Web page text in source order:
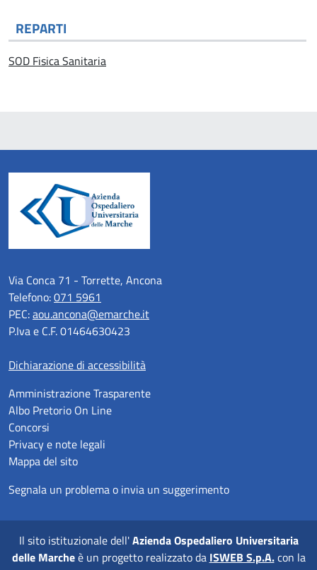
REPARTI
SOD Fisica Sanitaria
Via Conca 71 - Torrette, Ancona
Telefono:071 5961
PEC:aou.ancona@emarche.it
P.Iva e C.F. 01464630423
Dichiarazione di accessibilità
Amministrazione Trasparente
Albo Pretorio On Line
Concorsi
Privacy e note legali
Mappa del sito
Segnala un problema o invia un suggerimento
Il sito istituzionale dell'Azienda Ospedaliero Universitaria
delle Marcheè un progetto realizzato da ISWEB S.p.A.con la